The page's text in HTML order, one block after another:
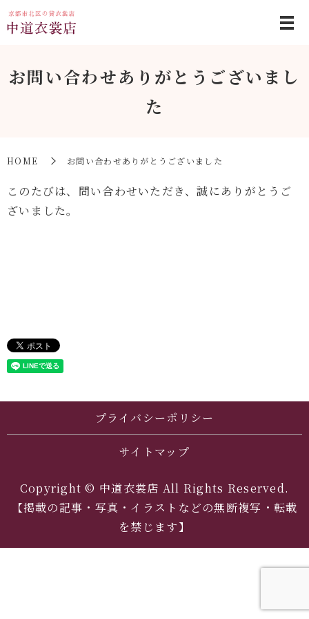
お問い合わせありがとうございまし
た
HOME お問い合わせありがとうございました
このたびは、問い合わせいただき、誠にありがとうご
ざいました。
プライバシーポリシー
サイトマップ
Copyright © 中道衣裳店 All Rights Reserved.
【掲載の記事・写真・イラストなどの無断複写・転載
を禁じます】